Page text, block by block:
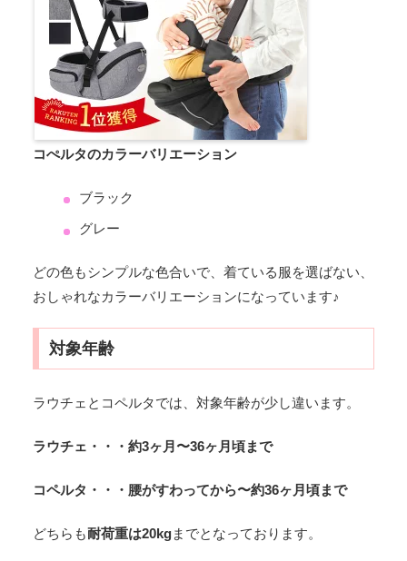
コぺルタのカラーバリエーション
ブラック
グレー
どの色もシンプルな色合いで、着ている服を選ばない、
おしゃれなカラーバリエーションになっています♪
対象年齢
ラウチェとコペルタでは、対象年齢が少し違います。
ラウチェ・・・約3ヶ月〜36ヶ月頃まで
コペルタ・・・腰がすわってから〜約36ヶ月頃まで
どちらも耐荷重は20kgまでとなっております。